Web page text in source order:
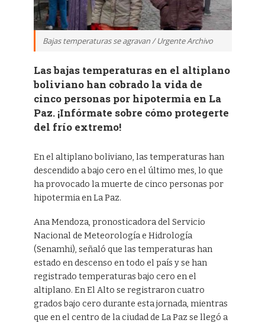
Bajas temperaturas se agravan / Urgente Archivo
Las bajas temperaturas en el altiplano
boliviano han cobrado la vida de
cinco personas por hipotermia en La
Paz. ¡Infórmate sobre cómo protegerte
del frío extremo!
En el altiplano boliviano, las temperaturas han
descendido a bajo cero en el último mes, lo que
ha provocado la muerte de cinco personas por
hipotermia en La Paz.
Ana Mendoza, pronosticadora del Servicio
Nacional de Meteorología e Hidrología
(Senamhi), señaló que las temperaturas han
estado en descenso en todo el país y se han
registrado temperaturas bajo cero en el
altiplano. En El Alto se registraron cuatro
grados bajo cero durante esta jornada, mientras
que en el centro de la ciudad de La Paz se llegó a